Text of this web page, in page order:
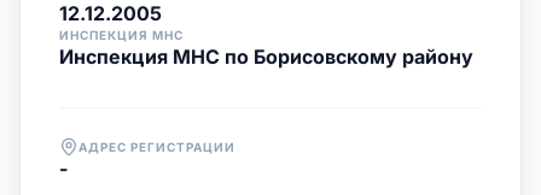
12.12.2005
ИНСПЕКЦИЯ МНС
Инспекция МНС по Борисовскому району
АДРЕС РЕГИСТРАЦИИ
-